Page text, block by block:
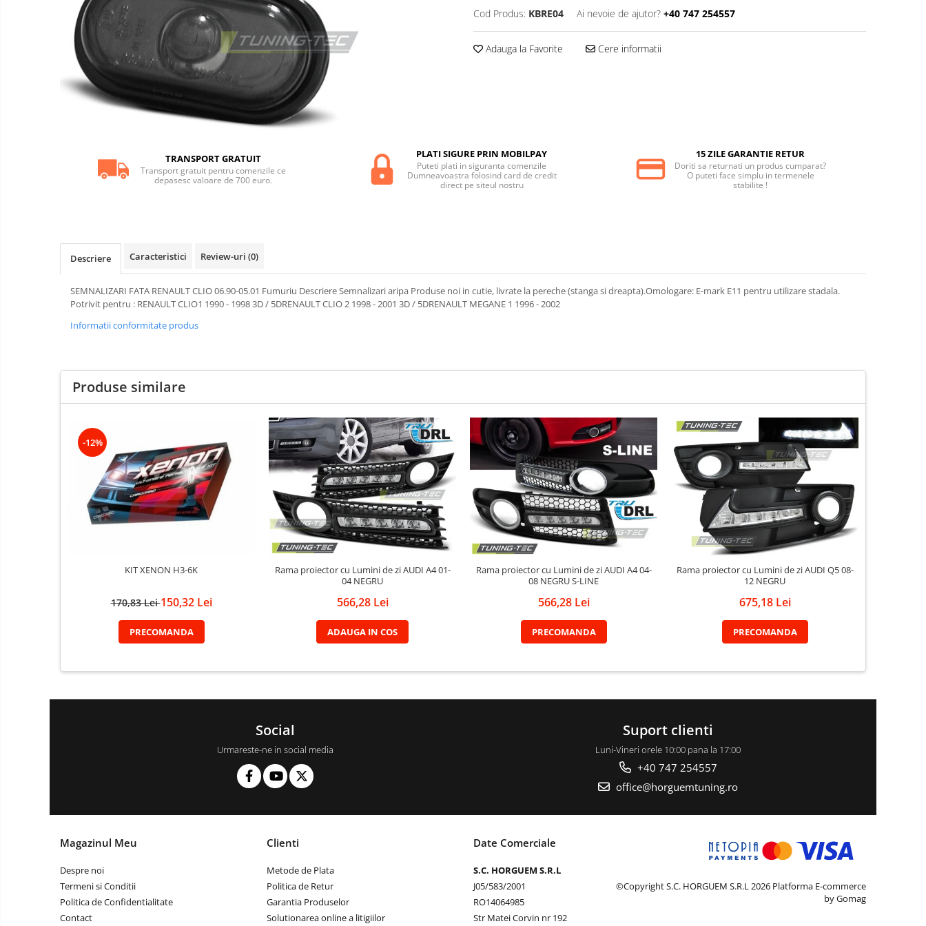
Adaos bara spate
iluminari
Iluminari autoutilitare
Semnalizari aripa
Semnalizari fata
Tuning
motor
Furtun intercooler turbo
Cod Produs: KBRE04 Ai nevoie de ajutor? +40 747 254557
Adauga la Favorite Cere informatii
TRANSPORT GRATUIT
Transport gratuit pentru comenzile ce
depasesc valoare de 700 euro.
PLATI SIGURE PRIN MOBILPAY
Puteti plati in siguranta comenzile
Dumneavoastra folosind card de credit
direct pe siteul nostru
15 ZILE GARANTIE RETUR
Doriti sa returnati un produs cumparat?
O puteti face simplu in termenele
stabilite !
Descriere Caracteristici Review-uri (0)
SEMNALIZARI FATA RENAULT CLIO 06.90-05.01 Fumuriu Descriere Semnalizari aripa Produse noi in cutie, livrate la pereche (stanga si dreapta).Omologare: E-mark E11 pentru utilizare stadala.
Potrivit pentru : RENAULT CLIO1 1990 - 1998 3D / 5DRENAULT CLIO 2 1998 - 2001 3D / 5DRENAULT MEGANE 1 1996 - 2002
Informatii conformitate produs
Produse similare
-12%
KIT XENON H3-6K
170,83 Lei150,32 Lei
PRECOMANDA
Rama proiector cu Lumini de zi AUDI A4 01-
04 NEGRU
566,28 Lei
ADAUGA IN COS
Rama proiector cu Lumini de zi AUDI A4 04-
08 NEGRU S-LINE
566,28 Lei
PRECOMANDA
Rama proiector cu Lumini de zi AUDI Q5 08-
12 NEGRU
675,18 Lei
PRECOMANDA
Social
Urmareste-ne in social media
Suport clienti
Luni-Vineri orele 10:00 pana la 17:00
+40 747 254557
office@horguemtuning.ro
Magazinul Meu
Despre noi
Termeni si Conditii
Politica de Confidentialitate
Contact
Clienti
Metode de Plata
Politica de Retur
Garantia Produselor
Solutionarea online a litigiilor
Date Comerciale
S.C. HORGUEM S.R.L
J05/583/2001
RO14064985
Str Matei Corvin nr 192
©Copyright S.C. HORGUEM S.R.L 2026 Platforma E-commerce
by Gomag